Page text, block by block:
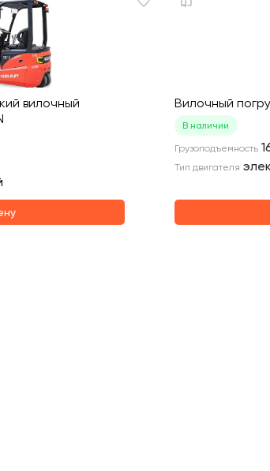
вилочный
Вилочный
В наличии
Грузоподъемность
Тип двигателя